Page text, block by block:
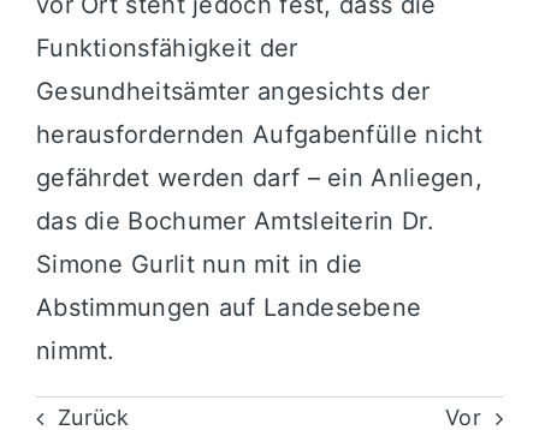
Funktionsfähigkeit der
Gesundheitsämter angesichts der
herausfordernden Aufgabenfülle nicht
gefährdet werden darf – ein Anliegen,
das die Bochumer Amtsleiterin Dr.
Simone Gurlit nun mit in die
Abstimmungen auf Landesebene
nimmt.
Zurück Vor